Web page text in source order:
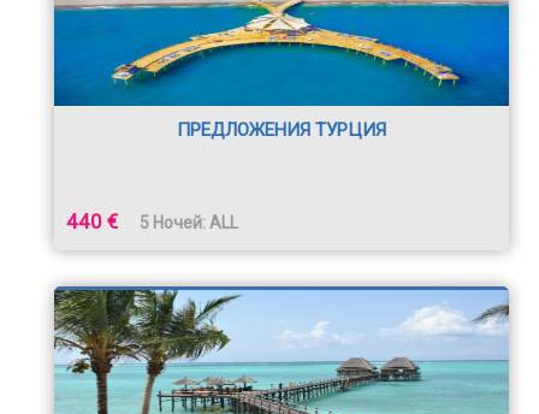
ПРЕДЛОЖЕНИЯ ТУРЦИЯ
440 € 5 Ночей: ALL